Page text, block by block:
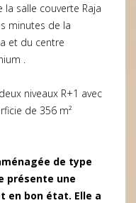
la salle couverte Raja
minutes de la
et du centre
.
niveaux R+1 avec
de 356 m²
de type
présente une
en bon état. Elle a